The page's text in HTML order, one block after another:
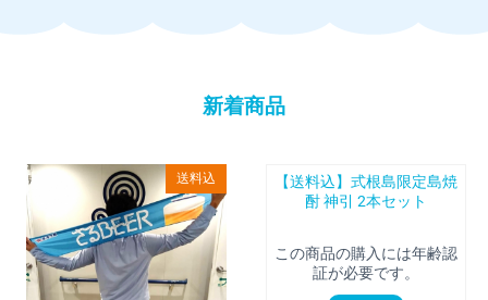
お問い合わせには、営業時間内に店舗より返信いたします。
店舗へのお問い合わせは下記の時間帯にお願いいたします。
10時00分～16時30分
※日祝祭日はお休みをいただいております。
※お問い合わせには3営業日以内に返答します。
新着商品
送料込
【送料込】式根島限定島焼
酎 神引 2本セット
この商品の購入には年齢認
証が必要です。